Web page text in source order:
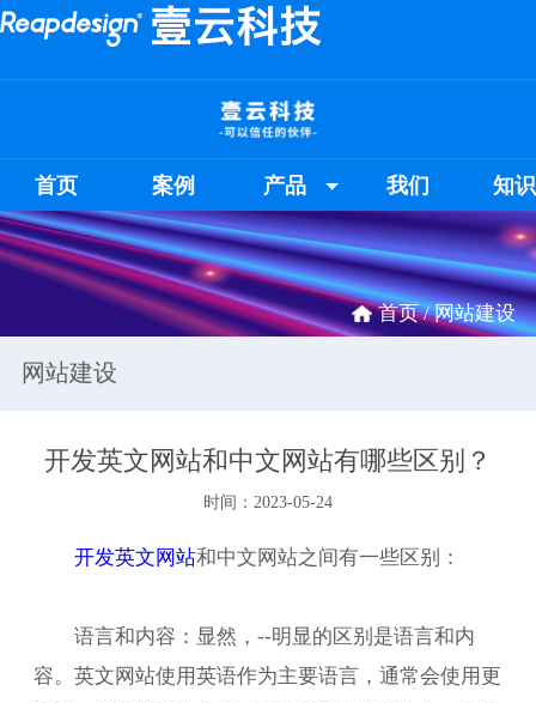
首页 案例 产品 我们 知
首页 /网站建设
网站建设
开发英文网站和中文网站有哪些区别？
时间：2023-05-24
开发英文网站和中文网站之间有一些区别：
语言和内容：显然，--明显的区别是语言和内
容。英文网站使用英语作为主要语言，通常会使用更